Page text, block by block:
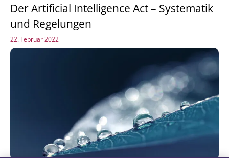
Der Artificial Intelligence Act – Systematik
und Regelungen
22. Februar 2022